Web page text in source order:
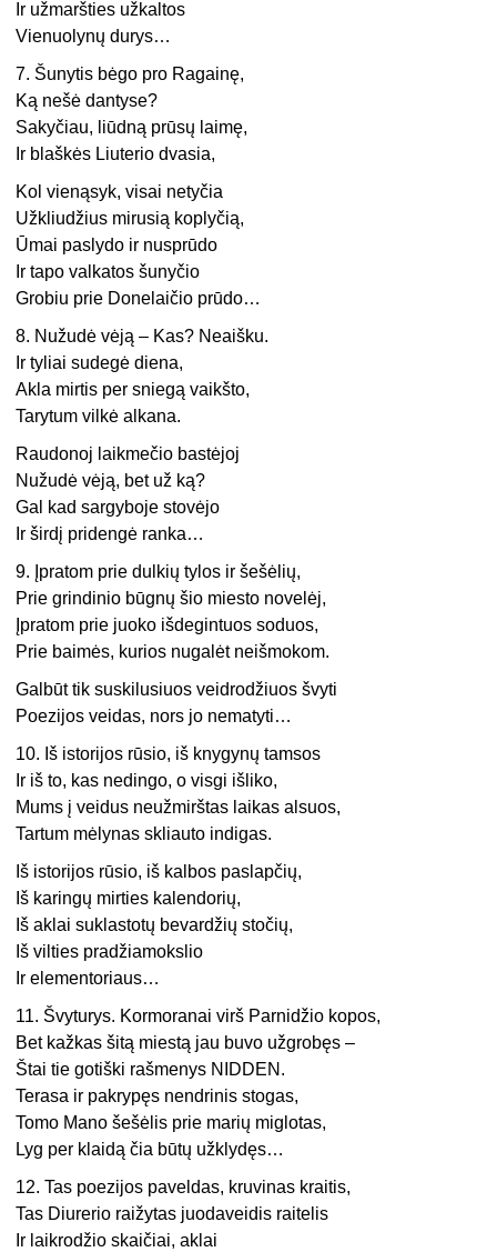
Ir užmaršties užkaltos
Vienuolynų durys…
7. Šunytis bėgo pro Ragainę,
Ką nešė dantyse?
Sakyčiau, liūdną prūsų laimę,
Ir blaškės Liuterio dvasia,
Kol vienąsyk, visai netyčia
Užkliudžius mirusią koplyčią,
Ūmai paslydo ir nusprūdo
Ir tapo valkatos šunyčio
Grobiu prie Donelaičio prūdo…
8. Nužudė vėją – Kas? Neaišku.
Ir tyliai sudegė diena,
Akla mirtis per sniegą vaikšto,
Tarytum vilkė alkana.
Raudonoj laikmečio bastėjoj
Nužudė vėją, bet už ką?
Gal kad sargyboje stovėjo
Ir širdį pridengė ranka…
9. Įpratom prie dulkių tylos ir šešėlių,
Prie grindinio būgnų šio miesto novelėj,
Įpratom prie juoko išdegintuos soduos,
Prie baimės, kurios nugalėt neišmokom.
Galbūt tik suskilusiuos veidrodžiuos švyti
Poezijos veidas, nors jo nematyti…
10. Iš istorijos rūsio, iš knygynų tamsos
Ir iš to, kas nedingo, o visgi išliko,
Mums į veidus neužmirštas laikas alsuos,
Tartum mėlynas skliauto indigas.
Iš istorijos rūsio, iš kalbos paslapčių,
Iš karingų mirties kalendorių,
Iš aklai suklastotų bevardžių stočių,
Iš vilties pradžiamokslio
Ir elementoriaus…
11. Švyturys. Kormoranai virš Parnidžio kopos,
Bet kažkas šitą miestą jau buvo užgrobęs –
Štai tie gotiški rašmenys NIDDEN.
Terasa ir pakrypęs nendrinis stogas,
Tomo Mano šešėlis prie marių miglotas,
Lyg per klaidą čia būtų užklydęs…
12. Tas poezijos paveldas, kruvinas kraitis,
Tas Diurerio raižytas juodaveidis raitelis
Ir laikrodžio skaičiai, aklai